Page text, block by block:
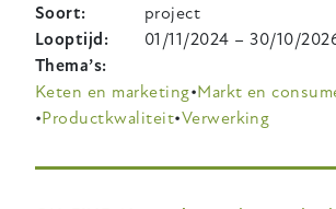
Soort
project
Looptijd
01/11/2024 –30/10/
Thema’s
Keten en marketing Markt en
Productkwaliteit Verwerking